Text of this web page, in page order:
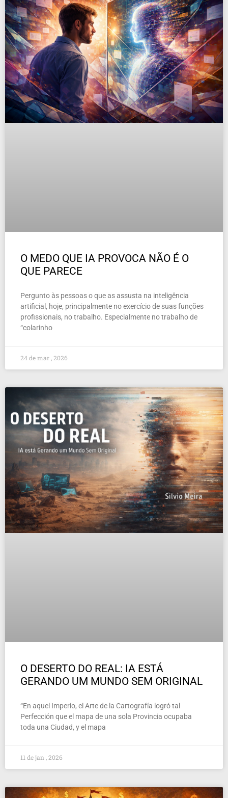
O MEDO QUE IA PROVOCA NÃO É O
QUE PARECE
Pergunto às pessoas o que as assusta na inteligência
artificial, hoje, principalmente no exercício de suas funções
profissionais, no trabalho. Especialmente no trabalho de
“colarinho
24 de mar , 2026
O DESERTO DO REAL: IA ESTÁ
GERANDO UM MUNDO SEM ORIGINAL
“En aquel Imperio, el Arte de la Cartografía logró tal
Perfección que el mapa de una sola Provincia ocupaba
toda una Ciudad, y el mapa
11 de jan , 2026